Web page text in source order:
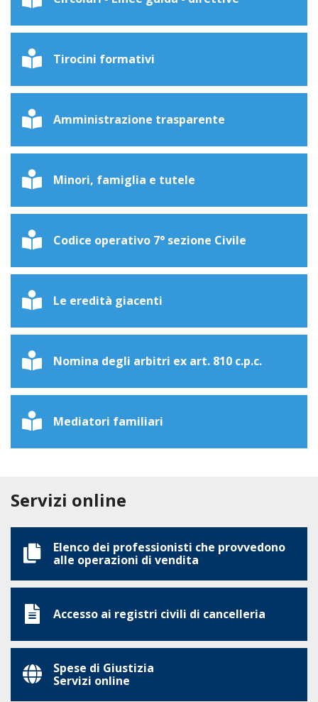
Tirocini formativi
Amministrazione trasparente
Minori, famiglia e tutele
Codice operativo 7° sezione Civile
Le eredità giacenti
Nomina degli arbitri ex art. 810 c.p.c.
Mediatori familiari
Servizi online
Elenco dei professionisti che provvedono
alle operazioni di vendita
Accesso ai registri civili di cancelleria
Spese di Giustizia
Servizi online